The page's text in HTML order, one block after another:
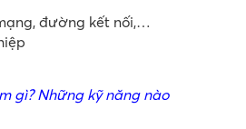
đường kết nối,…
gì? Những kỹ năng nào